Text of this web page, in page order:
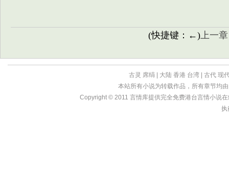
(快捷键：←)上一章
古灵 席绢 大陆 香港 台湾 古代 现
本站所有小说为转载作品，所有章节均
Copyright © 2011 言情库提供完全免费港台言情小说
执